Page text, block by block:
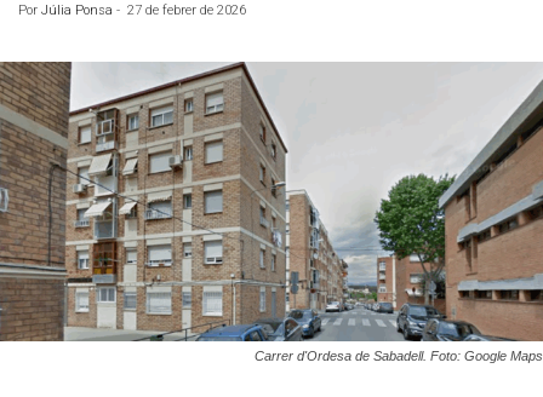
Por Júlia Ponsa - 27 de febrer de 2026
Carrer d'Ordesa de Sabadell. Foto: Google Maps